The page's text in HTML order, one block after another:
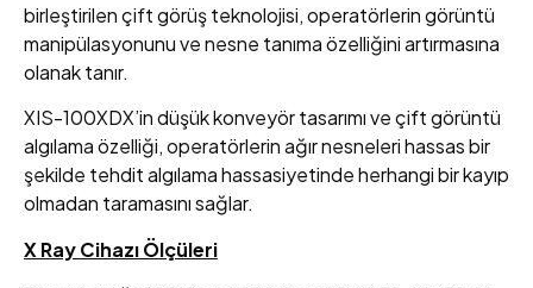
birleştirilen çift görüş teknolojisi, operatörlerin görüntü
manipülasyonunu ve nesne tanıma özelliğini artırmasına
olanak tanır.
XIS-100XDX’in düşük konveyör tasarımı ve çift görüntü
algılama özelliği, operatörlerin ağır nesneleri hassas bir
şekilde tehdit algılama hassasiyetinde herhangi bir kayıp
olmadan taramasını sağlar.
X Ray Cihazı Ölçüleri